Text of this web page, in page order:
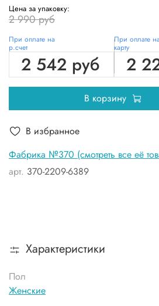
Фабрика №370 (смотреть все её
арт. 370-2209-6389
Цена за упаковку:
2 990 руб
При оплате на
р.счет
2 542 руб
При оплате на
карту
2
В корзину
В избранное
Характеристики
Пол
Женские